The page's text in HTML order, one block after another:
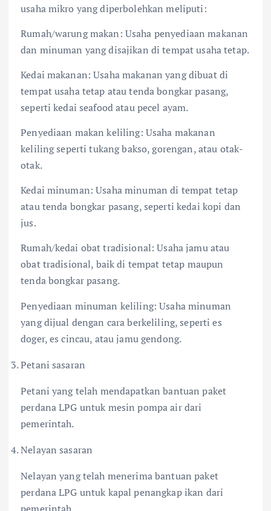
usaha mikro yang diperbolehkan meliputi:
Rumah/warung makan: Usaha penyediaan makanan
dan minuman yang disajikan di tempat usaha tetap.
Kedai makanan: Usaha makanan yang dibuat di
tempat usaha tetap atau tenda bongkar pasang,
seperti kedai seafood atau pecel ayam.
Penyediaan makan keliling: Usaha makanan
keliling seperti tukang bakso, gorengan, atau otak-
otak.
Kedai minuman: Usaha minuman di tempat tetap
atau tenda bongkar pasang, seperti kedai kopi dan
jus.
Rumah/kedai obat tradisional: Usaha jamu atau
obat tradisional, baik di tempat tetap maupun
tenda bongkar pasang.
Penyediaan minuman keliling: Usaha minuman
yang dijual dengan cara berkeliling, seperti es
doger, es cincau, atau jamu gendong.
Petani sasaran
Petani yang telah mendapatkan bantuan paket
perdana LPG untuk mesin pompa air dari
pemerintah.
Nelayan sasaran
Nelayan yang telah menerima bantuan paket
perdana LPG untuk kapal penangkap ikan dari
pemerintah.